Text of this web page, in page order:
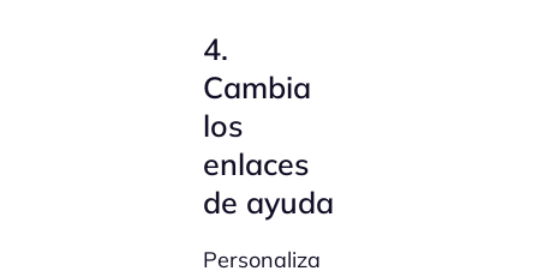
4.
Cambia
los
enlaces
de ayuda
Personaliza